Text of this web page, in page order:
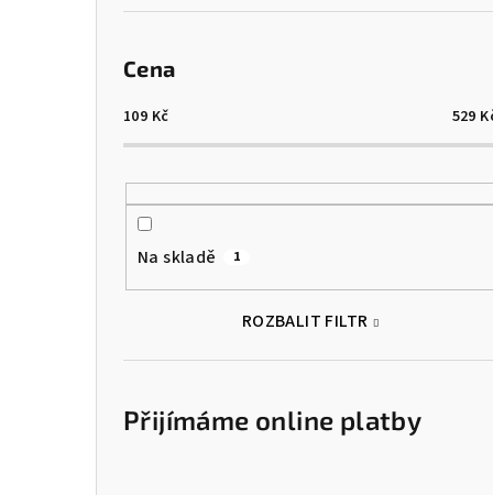
Cena
109 Kč 529
Na skladě 1
ROZBALIT FILTR
Přijímáme online platby